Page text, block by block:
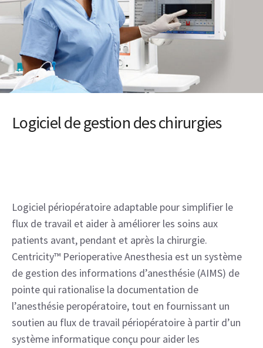
Logiciel de gestion des chirurgies
Logiciel périopératoire adaptable pour simplifier le
flux de travail et aider à améliorer les soins aux
patients avant, pendant et après la chirurgie.
Centricity™ Perioperative Anesthesia est un système
de gestion des informations d’anesthésie (AIMS) de
pointe qui rationalise la documentation de
l’anesthésie peropératoire, tout en fournissant un
soutien au flux de travail périopératoire à partir d’un
système informatique conçu pour aider les